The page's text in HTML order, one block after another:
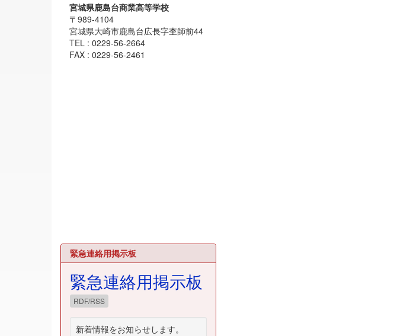
宮城県鹿島台商業高等学校
〒989-4104
宮城県大崎市鹿島台広長字杢師前44
TEL : 0229-56-2664
FAX : 0229-56-2461
緊急連絡用掲示板
緊急連絡用掲示板
RDF/RSS
新着情報をお知らせします。